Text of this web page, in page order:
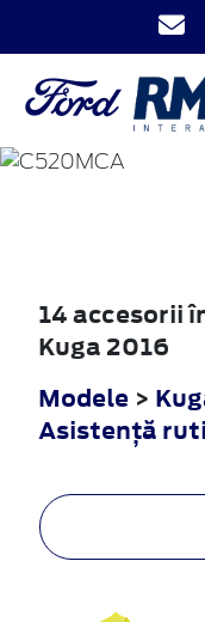
KUGA
14 accesorii
Kuga 2016
Modele >
Asistenţă